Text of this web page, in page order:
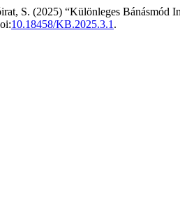
S. (2025) “Különleges Bánásmód
10.18458/KB.2025.3.1 .